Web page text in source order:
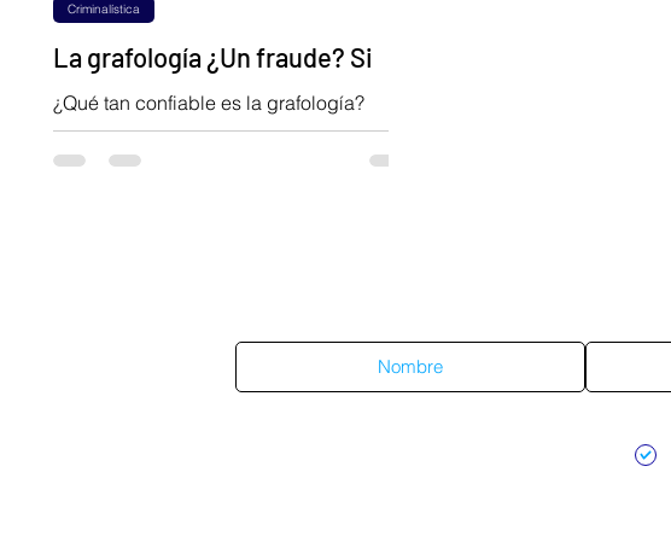
La grafología ¿Un fraude? Si
¿Qué tan confiable es la grafología?
¿Realmente es tan válida como suele
divulgarse? En este artículo se exploran
Criminalística